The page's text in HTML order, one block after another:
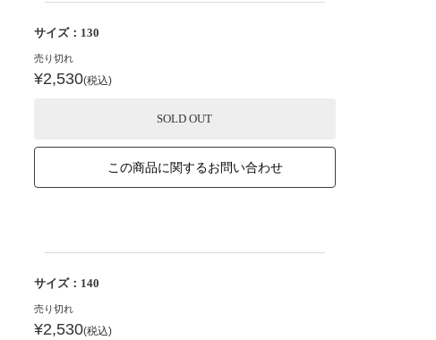
サイズ：130
売り切れ
¥2,530(税込)
SOLD OUT
この商品に関するお問い合わせ
サイズ：140
売り切れ
¥2,530(税込)